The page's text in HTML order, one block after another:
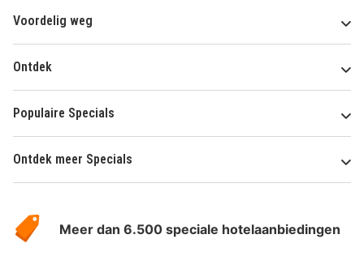
Voordelig weg
Ontdek
Populaire Specials
Ontdek meer Specials
HotelSpecials
Meer dan 6.500 speciale hotelaanbiedingen